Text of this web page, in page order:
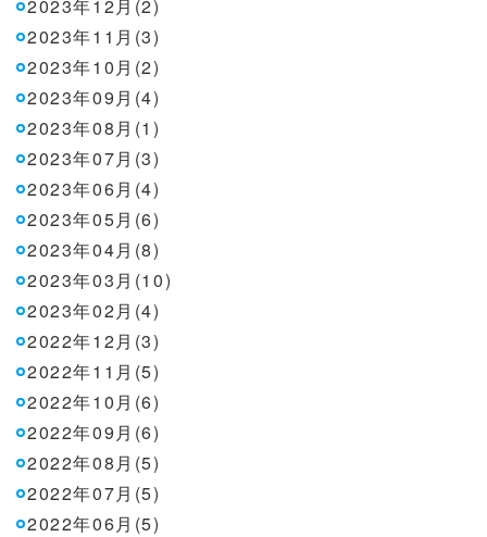
2023年12月(2)
2023年11月(3)
2023年10月(2)
2023年09月(4)
2023年08月(1)
2023年07月(3)
2023年06月(4)
2023年05月(6)
2023年04月(8)
2023年03月(10)
2023年02月(4)
2022年12月(3)
2022年11月(5)
2022年10月(6)
2022年09月(6)
2022年08月(5)
2022年07月(5)
2022年06月(5)